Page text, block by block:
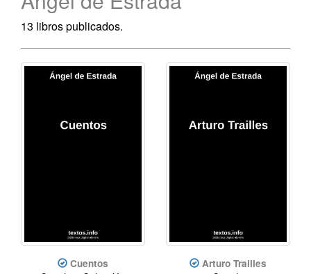
13 libros publicados.
Cuentos Arturo Trailles